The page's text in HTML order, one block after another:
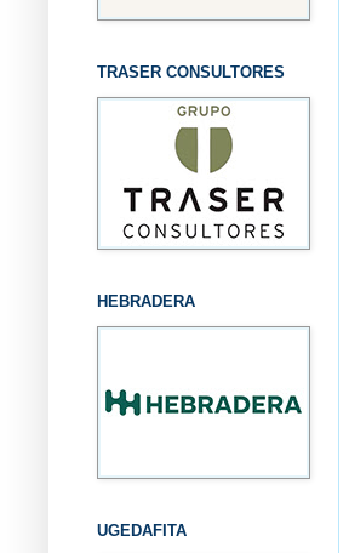
TRASER CONSULTORES
HEBRADERA
UGEDAFITA